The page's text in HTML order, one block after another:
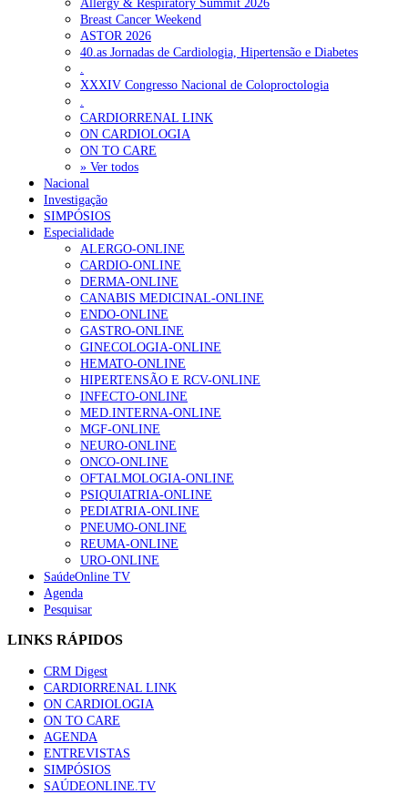
Allergy & Respiratory Summit 2026
Breast Cancer Weekend
ASTOR 2026
40.as Jornadas de Cardiologia, Hipertensão e Diabetes
XXXIV Congresso Nacional de Coloproctologia
CARDIORRENAL LINK
ON CARDIOLOGIA
ON TO CARE
» Ver todos
Nacional
Investigação
SIMPÓSIOS
Especialidade
ALERGO-ONLINE
CARDIO-ONLINE
DERMA-ONLINE
CANABIS MEDICINAL-ONLINE
ENDO-ONLINE
GASTRO-ONLINE
GINECOLOGIA-ONLINE
HEMATO-ONLINE
HIPERTENSÃO E RCV-ONLINE
INFECTO-ONLINE
MED.INTERNA-ONLINE
MGF-ONLINE
NEURO-ONLINE
ONCO-ONLINE
OFTALMOLOGIA-ONLINE
PSIQUIATRIA-ONLINE
PEDIATRIA-ONLINE
PNEUMO-ONLINE
REUMA-ONLINE
URO-ONLINE
SaúdeOnline TV
Agenda
Pesquisar
LINKS RÁPIDOS
CRM Digest
CARDIORRENAL LINK
ON CARDIOLOGIA
ON TO CARE
AGENDA
ENTREVISTAS
SIMPÓSIOS
SAÚDEONLINE.TV